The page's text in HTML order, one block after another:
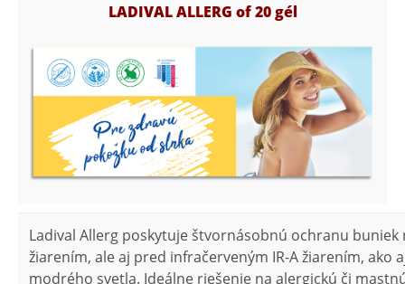
LADIVAL ALLERG of 20 gél
Ladival Allerg poskytuje štvornásobnú ochranu buniek
žiarením, ale aj pred infračerveným IR-A žiarením, ako
modrého svetla. Ideálne riešenie na alergickú či